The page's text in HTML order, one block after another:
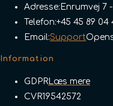
Adresse: Enrumvej 7
Telefon:+45 45 89 04
Email:Support
Information
GDPRLæs mere
CVR19542572